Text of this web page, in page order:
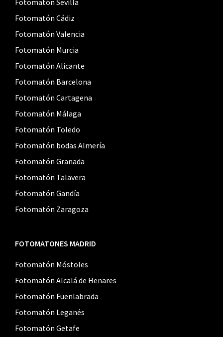
Fotomatón Sevilla
Fotomatón Cádiz
Fotomatón Valencia
Fotomatón Murcia
Fotomatón Alicante
Fotomatón Barcelona
Fotomatón Cartagena
Fotomatón Málaga
Fotomatón Toledo
Fotomatón bodas Almería
Fotomatón Granada
Fotomatón Talavera
Fotomatón Gandía
Fotomatón Zaragoza
FOTOMATONES MADRID
Fotomatón Móstoles
Fotomatón Alcalá de Henares
Fotomatón Fuenlabrada
Fotomatón Leganés
Fotomatón Getafe